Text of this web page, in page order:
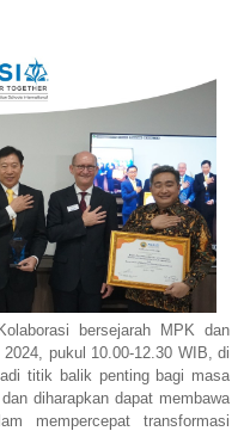
bersejarah MPK dan
pukul 10.00-12.30 WIB, di
titik balik penting bagi masa
diharapkan dapat membawa
mempercepat transformasi